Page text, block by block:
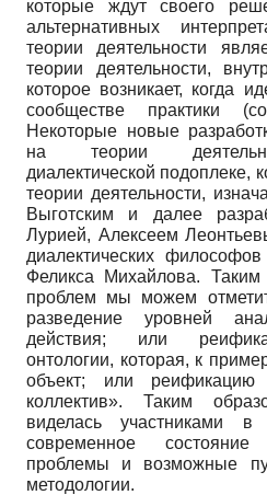
которые ждут своего
альтернативных
теории деятельности
теории деятельности,
которое возникает, когда
сообществе практики
Некоторые новые
на теории
диалектической подоплеке,
теории деятельности,
Выготским и далее
Лурией, Алексеем
диалектических
Феликса Михайлова.
проблем мы можем
разведение уровней
действия; или
онтологии, которая, к
объект; или реификацию
коллектив». Таким
виделась участниками
современное
проблемы и возможные
методологии.